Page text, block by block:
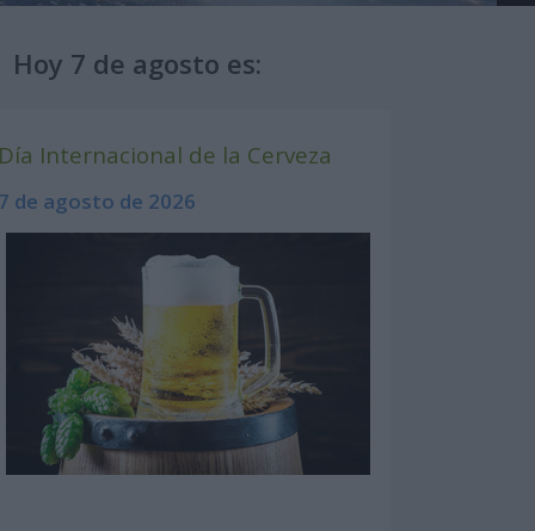
Hoy 7 de agosto es:
Día Internacional de la Cerveza
7 de agosto de 2026